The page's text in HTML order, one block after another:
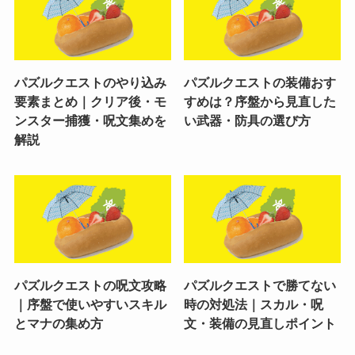
パズルクエストのやり込み
要素まとめ｜クリア後・モ
ンスター捕獲・呪文集めを
解説
パズルクエストの装備おす
すめは？序盤から見直した
い武器・防具の選び方
パズルクエストの呪文攻略
｜序盤で使いやすいスキル
とマナの集め方
パズルクエストで勝てない
時の対処法｜スカル・呪
文・装備の見直しポイント